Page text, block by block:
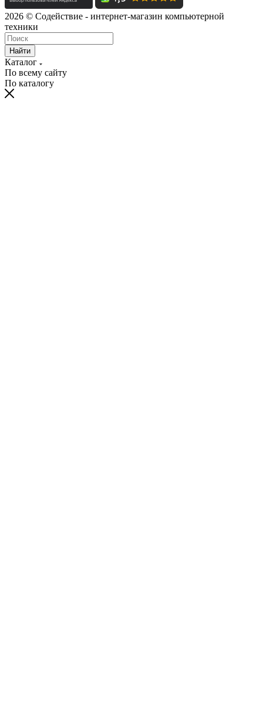
2026 © Содействие - интернет-магазин компьютерной
техники
Найти
Каталог
По всему сайту
По каталогу